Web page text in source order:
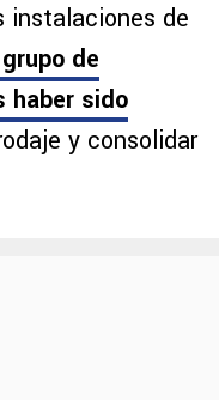
instalaciones de
de
haber sido
y consolidar